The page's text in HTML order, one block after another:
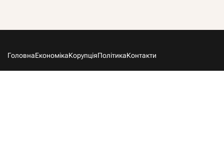
ГоловнаЕкономікаКорупціяПолітикаКонтакти